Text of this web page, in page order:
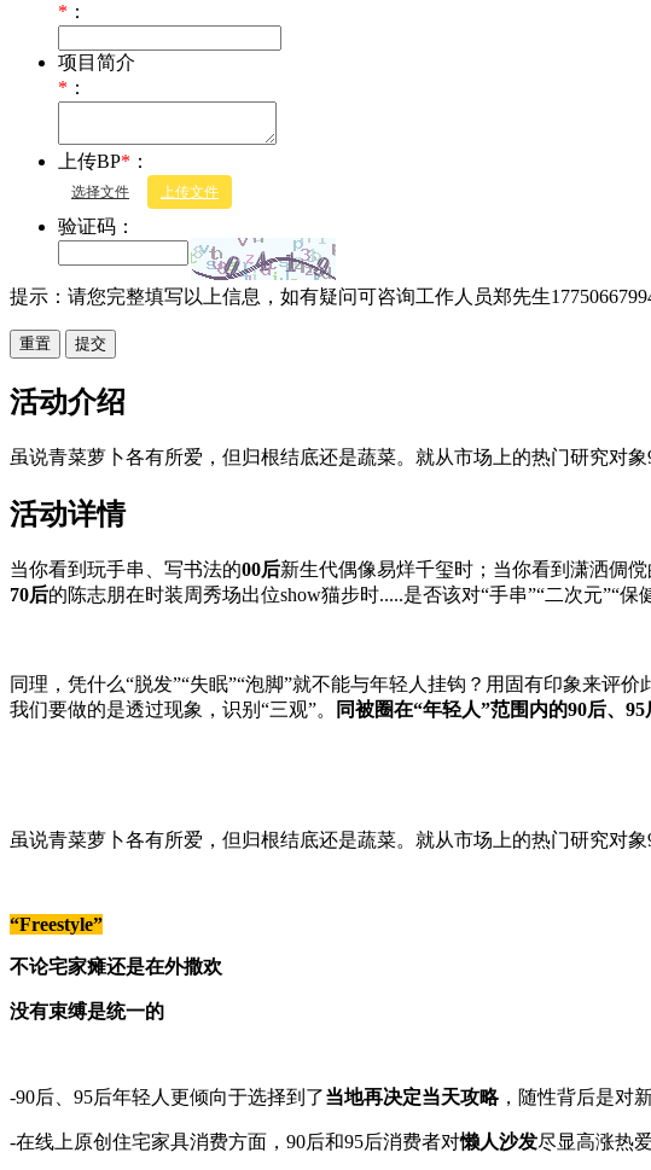
* ：
项目简介
* ：
上传BP* ：
选择文件 上传文件
验证码：
提示：请您完整填写以上信息，如有疑问可咨询工作人员郑先生
重置
活动介绍
虽说青菜萝卜各有所爱，但归根结底还是蔬菜。就从市场上的热门研究对
活动详情
当你看到玩手串、写书法的00后新生代偶像易烊千玺时；当你看到潇洒倜傥
70后的陈志朋在时装周秀场出位show猫步时.....是否该对“手串”“二次元”“保
同理，凭什么“脱发”“失眠”“泡脚”就不能与年轻人挂钩？用固有印象来评
我们要做的是透过现象，识别“三观”。
同被圈在“年轻人”范围内的90后、
虽说青菜萝卜各有所爱，但归根结底还是蔬菜。就从市场上的热门研究对
“Freestyle”
不论宅家瘫还是在外撒欢
没有束缚是统一的
-90后、95后年轻人更倾向于选择到了当地再决定当天攻略，随性背后是对
-在线上原创住宅家具消费方面，90后和95后消费者对懒人沙发尽显高涨热爱